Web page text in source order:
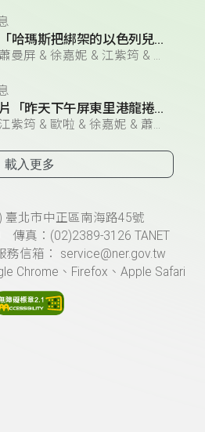
網傳影片「哈瑪斯把綁架的以色列兒童關在籠子裡」？
網傳多影片「昨天下午屏東里港龍捲風」？
載入更多
臺北市中正區南海路45號
傳真：(02)2389-3126 TANET
務信箱： service@ner.gov.tw
Chrome、Firefox、Apple Safari